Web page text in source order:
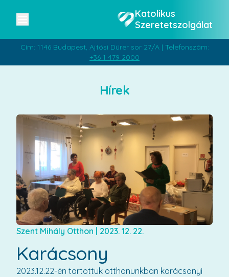
Katolikus
Szeretetszolgálat
Cím: 1146 Budapest, Ajtósi Dürer sor 27/A | Telefonszám:
+36 1 479 2000
Hírek
Szent Mihály Otthon 2023. 12. 22.
Karácsony
2023.12.22-én tartottuk otthonunkban karácsonyi